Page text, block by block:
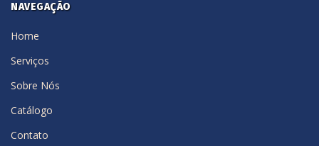
NAVEGAÇÃO
Home
Serviços
Sobre Nós
Catálogo
Contato